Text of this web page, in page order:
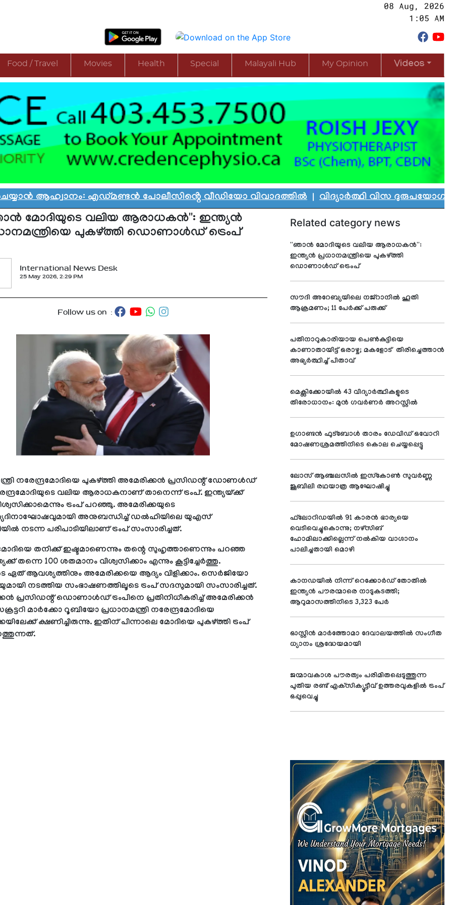
08 Aug, 2026
1:05 AM
Food / Travel Movies Health Special Malayali Hub My Opinion Videos
എഡ്മണ്ടൻ പോലീസിൻ്റെ വീഡിയോ വിവാദത്തിൽ|വിദ്യാർത്ഥി വിസ ദുരുപയോഗം ചെയ്ത്
മോദിയുടെ വലിയ ആരാധകന്‍'': ഇന്ത്യന്‍
പുകഴ്ത്തി ഡൊണാള്‍ഡ് ട്രെംപ്
International News Desk
25 May 2026, 2:29 PM
Follow us on :
നരേന്ദ്രമോദിയെ പുകഴ്ത്തി അമേരിക്കന്‍ പ്രസിഡന്റ് ഡോണള്‍ഡ്
വലിയ ആരാധകനാണ് താനെന്ന് ട്രംപ്. ഇന്ത്യയ്ക്ക്
ട്രംപ് പറഞ്ഞു. അമേരിക്കയുടെ
അനുബന്ധിച്ച് ഡല്‍ഹിയിലെ യുഎസ്
നടന്ന പരിപാടിയിലാണ് ട്രംപ് സംസാരിച്ചത്.
മോദിയെ തനിക്ക് ഇഷ്ടമാണെന്നും തന്റെ സുഹൃത്താണെന്നും പറഞ്ഞ
തന്നെ 100 ശതമാനം വിശ്വസിക്കാം എന്നും കൂട്ടിച്ചേര്‍ത്തു.
ഏത് ആവശ്യത്തിനും അമേരിക്കയെ ആദ്യം വിളിക്കാം. സെര്‍ജിയോ
നടത്തിയ സംഭാഷണത്തിലൂടെ ട്രംപ് സദസുമായി സംസാരിച്ചത്.
പ്രസിഡന്റ് ഡൊണാള്‍ഡ് ട്രംപിനെ പ്രതിനിധീകരിച്ച് അമേരിക്കന്‍
മാര്‍ക്കോ റൂബിയോ പ്രധാനമന്ത്രി നരേന്ദ്രമോദിയെ
ക്ഷണിച്ചിരുന്നു. ഇതിന് പിന്നാലെ മോദിയെ പുകഴ്ത്തി ട്രംപ്
Related category news
''ഞാന്‍ മോദിയുടെ വലിയ ആരാധകന്‍'':
ഇന്ത്യന്‍ പ്രധാനമന്ത്രിയെ പുകഴ്ത്തി
ഡൊണാള്‍ഡ് ട്രെംപ്
സൗദി അറേബ്യയിലെ നജ്റാനില്‍ ഹൂതി
ആക്രമണം; 11 പേര്‍ക്ക് പരുക്ക്
പതിനാറുകാരിയായ പെണ്‍കുട്ടിയെ
കാണാതായിട്ട് ഒരാഴ്ച; മകളോട് തിരിച്ചെത്താന്‍
അഭ്യര്‍ത്ഥിച്ച് പിതാവ്
മെക്സിക്കോയില്‍ 43 വിദ്യാര്‍ത്ഥികളുടെ
തിരോധാനം: മുന്‍ ഗവര്‍ണര്‍ അറസ്റ്റില്‍
ഉഗാണ്ടന്‍ ഫുട്‌ബോള്‍ താരം ഡേവിഡ് ഒവോറി
മോഷണശ്രമത്തിനിടെ കൊല ചെയ്യപ്പെട്ടു
ലോസ് ആഞ്ചലസില്‍ ഇസ്‌കോണ്‍ സുവര്‍ണ്ണ
ജൂബിലി രഥയാത്ര ആഘോഷിച്ചു
ഫ്‌ലോറിഡയില്‍ 91 കാരന്‍ ഭാര്യയെ
വെടിവെച്ചുകൊന്നു; നഴ്‌സിങ്
ഹോമിലാക്കില്ലെന്ന് നല്‍കിയ വാഗ്ദാനം
പാലിച്ചതായി മൊഴി
കാനഡയില്‍ നിന്ന് റെക്കോര്‍ഡ് തോതില്‍
ഇന്ത്യന്‍ പൗരന്മാരെ നാടുകടത്തി;
ആറുമാസത്തിനിടെ 3,323 പേര്‍
ഓസ്റ്റിന്‍ മാര്‍ത്തോമാ ദേവാലയത്തില്‍ സംഗീത
ധ്യാനം ശ്രദ്ധേയമായി
ജന്മാവകാശ പൗരത്വം പരിമിതപ്പെടുത്തുന്ന
പുതിയ രണ്ട് എക്‌സിക്യൂട്ടീവ് ഉത്തരവുകളില്‍ ട്രംപ്
ഒപ്പുവെച്ചു